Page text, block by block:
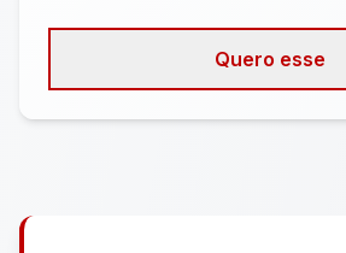
Quero esse